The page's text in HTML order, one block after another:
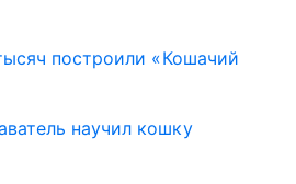
построили «Кошачий
научил кошку